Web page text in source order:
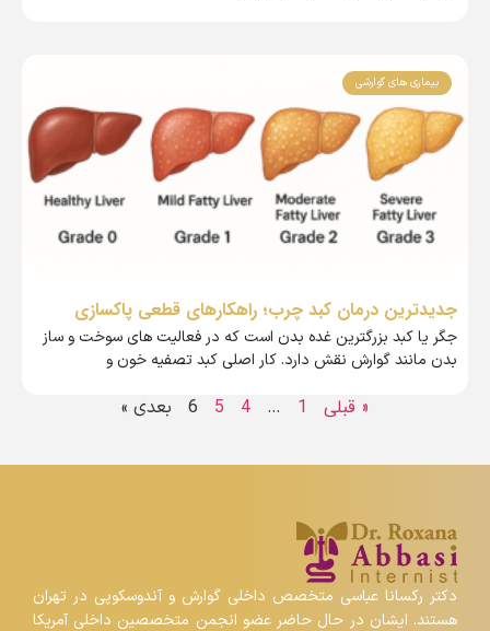
بیماری های گوارشی
جدیدترین درمان کبد چرب؛ راهکارهای قطعی پاکسازی
جگر یا کبد بزرگترین غده بدن است که در فعالیت های سوخت و ساز
بدن مانند گوارش نقش دارد. کار اصلی کبد تصفیه خون و
« قبلی 1
…
4
5
6 بعدی »
دکتر رکسانا عباسی متخصص داخلی گوارش و آندوسکوپی در تهران
هستند. ایشان در حال حاضر عضو انجمن متخصصین داخلی آمریکا